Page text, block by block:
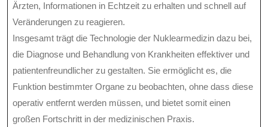
Ärzten, Informationen in Echtzeit zu erhalten und schnell auf
Veränderungen zu reagieren.
Insgesamt trägt die Technologie der Nuklearmedizin dazu bei,
die Diagnose und Behandlung von Krankheiten effektiver und
patientenfreundlicher zu gestalten. Sie ermöglicht es, die
Funktion bestimmter Organe zu beobachten, ohne dass diese
operativ entfernt werden müssen, und bietet somit einen
großen Fortschritt in der medizinischen Praxis.